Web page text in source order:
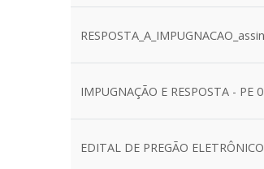
IMPUGNAÇÃO E RESPOSTA - PE
EDITAL DE PREGÃO